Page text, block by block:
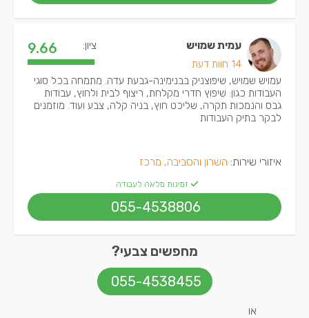
עמית שמויש
14 חוות דעת
ציון: 9.66
עמויש שמויש, שיפוצניק בבנימינה-גבעת עדה. מתמחה בכל סוגי
העבודות כגון: שיפוץ חדרי מקלחת, ריצוף לבית ולחוץ, עבודות
גבס והנמכות תקרה, שליכט חוץ, בניה קלה, צבע ועוד. מוזמנים
לבקר בתיק העבודות
איזורי שירות: השרון והסביבה, מרכז
זמינות מלאה לעבודה
055-4538806
מחפשים צבעי?
055-4538455
או